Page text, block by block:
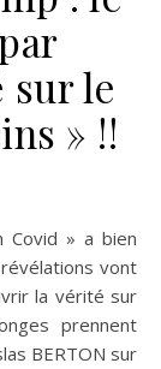
le
» !!
vont
la vérité sur
prennent
BERTON sur